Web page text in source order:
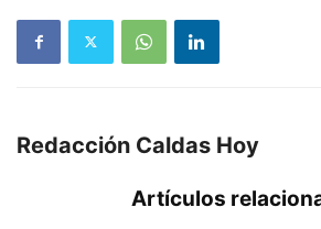
Redacción Caldas Hoy
Artículos